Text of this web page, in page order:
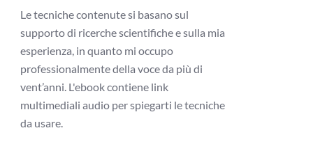
Le tecniche contenute si basano sul
supporto di ricerche scientifiche e sulla mia
esperienza, in quanto mi occupo
professionalmente della voce da più di
vent’anni. L'ebook contiene link
multimediali audio per spiegarti le tecniche
da usare.